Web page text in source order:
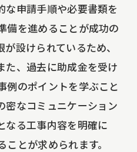
ける税制優遇のポイン
！助成金を活用した大
ぼす影響と対策の重要
雨漏り修繕を進めるコ
な申請手順や必要書類を
備を進めることが成功の
設けられているため、
た、過去に助成金を受け
例のポイントを学ぶこと
密なコミュニケーション
なる工事内容を明確に
とが求められます。